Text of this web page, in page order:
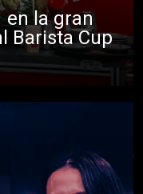
en la gran
Barista Cup